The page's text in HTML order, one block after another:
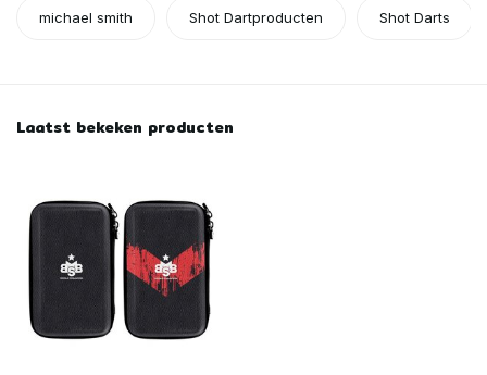
michael smith Shot Dartproducten Shot Darts
Laatst bekeken producten